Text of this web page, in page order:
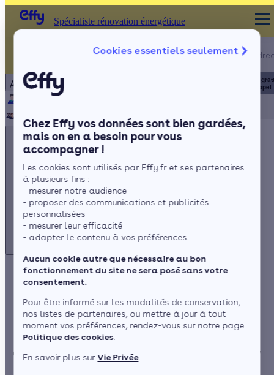
Cookies essentiels seulement
Chez Effy vos données sont bien gardées,
mais on en a besoin pour vous
accompagner !
Les cookies sont utilisés par Effy.fr et ses partenaires
à plusieurs fins :
- mesurer notre audience
- proposer des communications et publicités
personnalisées
- mesurer leur efficacité
- adapter le contenu à vos préférences.
Aucun cookie autre que nécessaire au bon
fonctionnement du site ne sera posé sans votre
consentement.
Pour être informé sur les modalités de conservation,
nos listes de partenaires, ou mettre à jour à tout
moment vos préférences, rendez-vous sur notre page
Politique des cookies.
En savoir plus surVie Privée.
À propos
Notre équipe
Rejoignez-nous Presse
Spécialiste rénovation énergétique
Appelez-nous !
du lundi au
Service
+ prix appel
Appelez-nous !
du lundi au vendredi - 8h à 19h
3456
Service gratuit
+ prix appel
Spécialiste rénovation énergétique
Toute l'actualité de la
rénovation énergétique !
Toutes les dernières informations au sujet de la rénovation
énergétique : règlementations, tendances marché, idées reçues,
conseils pour la maison et les professionnels... Le magazine Effy
c'est LE rendez-vous de l'information !